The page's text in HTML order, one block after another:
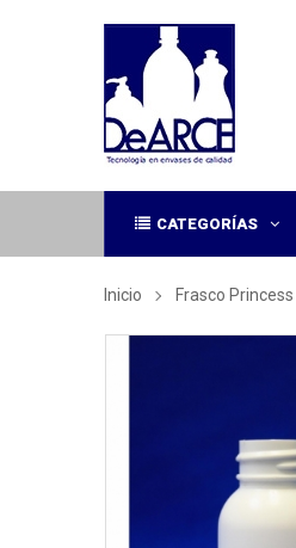
CATEGORÍAS
Inicio Frasco Princess